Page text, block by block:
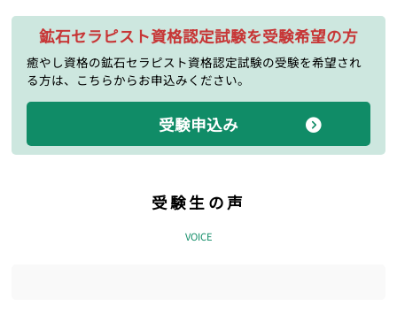
鉱石セラピスト資格認定試験を受験希望の方
癒やし資格の鉱石セラピスト資格認定試験の受験を希望され
る方は、こちらからお申込みください。
受験申込み
受験生の声
VOICE